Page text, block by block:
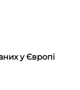
у Європі